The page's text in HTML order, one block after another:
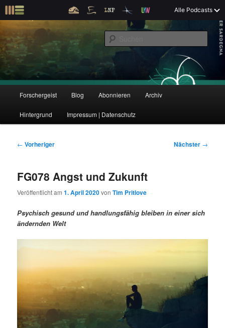
m
p
r
i
ä
Alle Podcasts
Forschergeist
Der Interview-Podcast zu Bildung und Forschung
u
e
p
Z
u
r
m
ä
r
n
Z
u
e
u
n
d
r
Forschergeist Blog Abonnieren Archiv
Hintergrund Impressum | Datenschutz
B
t
a
s
n
a
v
g
a
t
i
o
n
← Vorheriger Nächster →
FG078 Angst und Zukunft
Veröffentlicht am1. April 2020vonTim Pritlove
Psychisch gesund und handlungsfähig bleiben in einer sich
ändernden Welt